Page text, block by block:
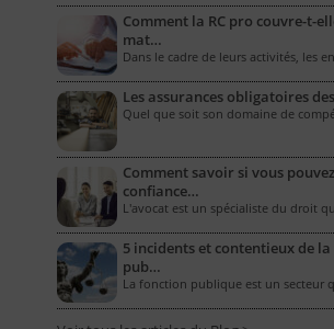
Comment la RC pro couvre-t-
mat…
Dans le cadre de leurs activités, les
Les assurances obligatoires
Quel que soit son domaine de
Comment savoir si vous
confiance…
L'avocat est un spécialiste du droit
5 incidents et contentieux de
pub…
La fonction publique est un secteur